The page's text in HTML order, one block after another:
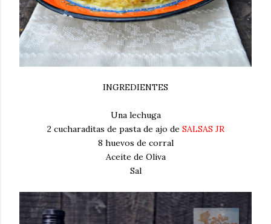
INGREDIENTES
Una lechuga
2 cucharaditas de pasta de ajo de SALSAS JR
8 huevos de corral
Aceite de Oliva
Sal